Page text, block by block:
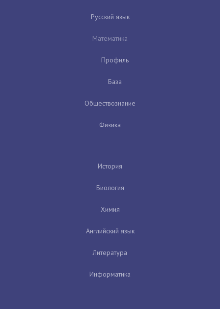
Русский язык
Математика
Профиль
База
Обществознание
Физика
История
Биология
Химия
Английский язык
Литература
Информатика